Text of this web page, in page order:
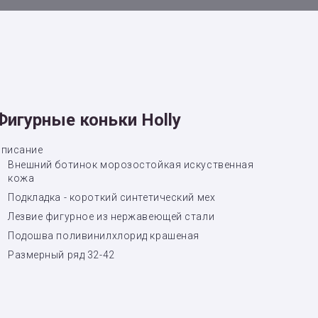
коньки Holly
Внешний ботинок морозостойкая искуственная
кожа
Подкладка - короткий синтетический мех
Лезвие фигурное из нержавеющей стали
Подошва поливинилхлорид крашеная
Размерный ряд 32-42